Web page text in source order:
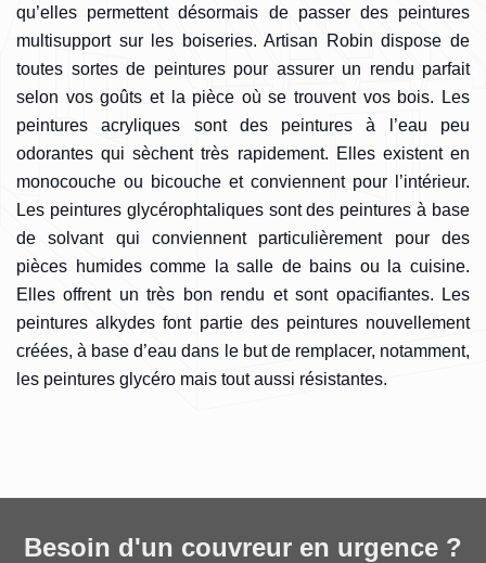
qu’elles permettent désormais de passer des peintures
multisupport sur les boiseries. Artisan Robin dispose de
toutes sortes de peintures pour assurer un rendu parfait
selon vos goûts et la pièce où se trouvent vos bois. Les
peintures acryliques sont des peintures à l’eau peu
odorantes qui sèchent très rapidement. Elles existent en
monocouche ou bicouche et conviennent pour l’intérieur.
Les peintures glycérophtaliques sont des peintures à base
de solvant qui conviennent particulièrement pour des
pièces humides comme la salle de bains ou la cuisine.
Elles offrent un très bon rendu et sont opacifiantes. Les
peintures alkydes font partie des peintures nouvellement
créées, à base d’eau dans le but de remplacer, notamment,
les peintures glycéro mais tout aussi résistantes.
Besoin d'un couvreur en urgence ?